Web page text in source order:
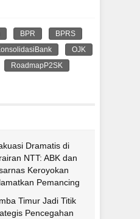
BPR
BPRS
OJK
RoadmapP2SK
Dramatis di
NTT: ABK dan
Keroyokan
Pemancing
Timur Jadi Titik
Pencegahan